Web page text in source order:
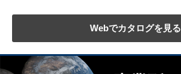
Webでカタログを見る